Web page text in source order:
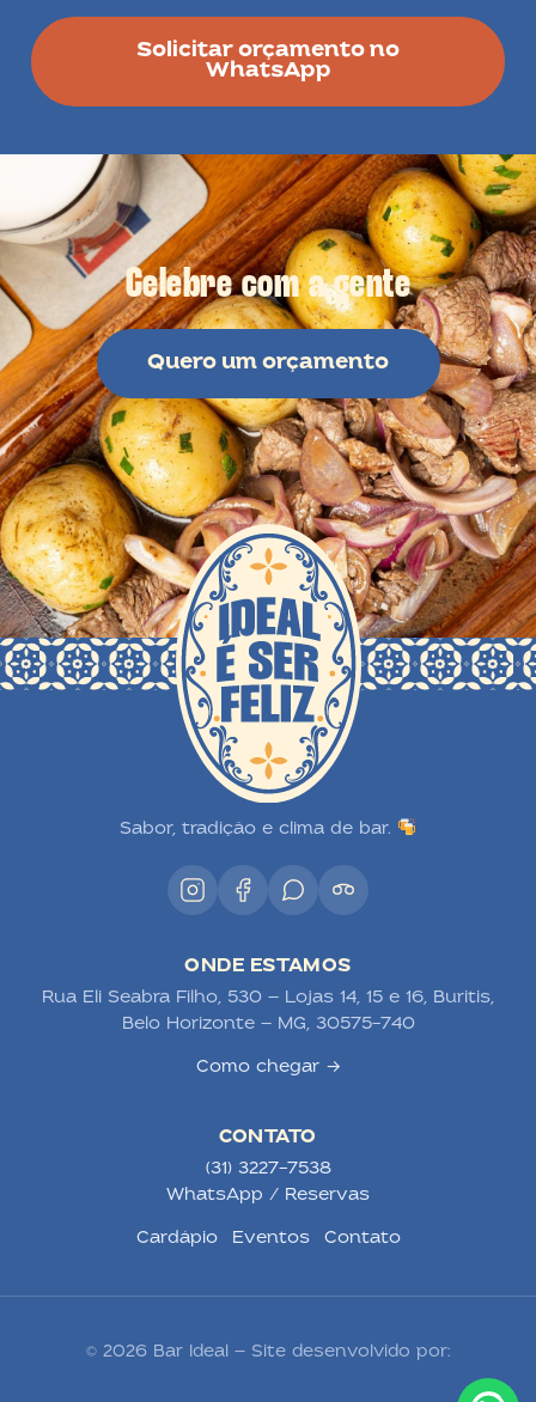
Solicitar orçamento no
WhatsApp
Celebre com a gente
Quero um orçamento
Sabor, tradição e clima de bar.
ONDE ESTAMOS
Rua Eli Seabra Filho, 530 — Lojas 14, 15 e 16, Buritis,
Belo Horizonte — MG, 30575-740
Como chegar →
CONTATO
(31) 3227-7538
WhatsApp / Reservas
Cardápio· Eventos· Contato
© 2026 Bar Ideal — Site desenvolvido por: